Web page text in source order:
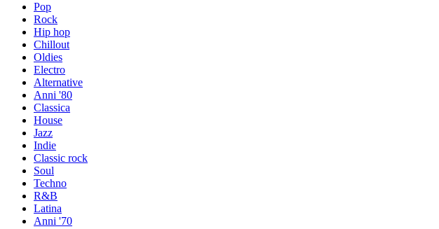
Pop
Rock
Hip hop
Chillout
Oldies
Electro
Alternative
Anni '80
Classica
House
Jazz
Indie
Classic rock
Soul
Techno
R&B
Latina
Anni '70